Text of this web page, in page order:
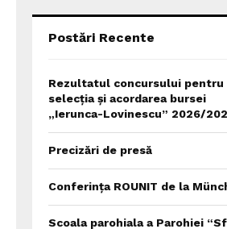
Postări Recente
Rezultatul concursului pentru
selecția și acordarea bursei
„Ierunca-Lovinescu” 2026/
Precizări de presă
Conferința ROUNIT de la
Scoala parohiala a Parohiei